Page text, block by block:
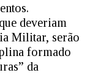
deveriam
Militar, serão
formado
da